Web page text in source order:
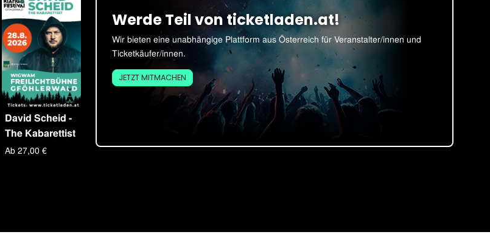
David Scheid -
The Kabarettist
Ab 27,00 €
Werde Teil von ticketladen.at!
Wir bieten eine unabhängige Plattform aus Österreich für Veranstalter/innen und
Ticketkäufer/innen.
JETZT MITMACHEN